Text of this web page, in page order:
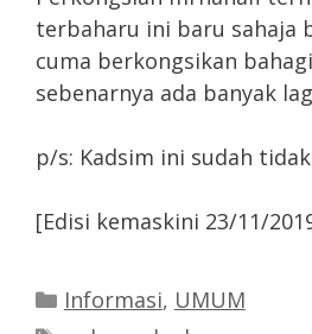
terbaharu ini baru sahaja
cuma berkongsikan
sebenarnya ada banyak
p/s: Kadsim ini sudah
[Edisi kemaskini 23/11/
Categories
Informasi, UMUM